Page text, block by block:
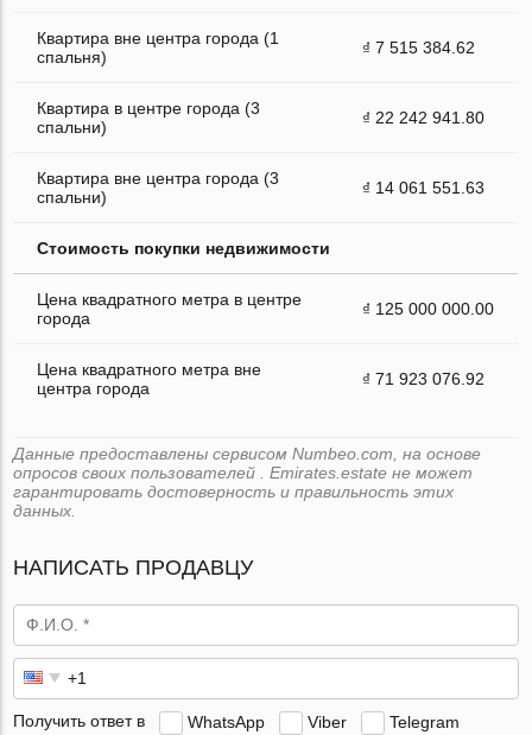
Квартира вне центра города (1
спальня)
₫ 7 515 384.62
Квартира в центре города (3
спальни)
₫ 22 242 941.80
Квартира вне центра города (3
спальни)
₫ 14 061 551.63
Стоимость покупки недвижимости
Цена квадратного метра в центре
города
₫ 125 000 000.00
Цена квадратного метра вне
центра города
₫ 71 923 076.92
Данные предоставлены сервисом Numbeo.com, на основе
опросов своих пользователей . Emirates.estate не может
гарантировать достоверность и правильность этих
данных.
НАПИСАТЬ ПРОДАВЦУ
Получить ответ в WhatsApp Viber Telegram